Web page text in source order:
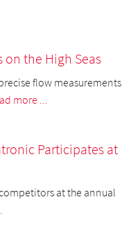
on the High Seas
flow measurements
more ...
Participates at
at the annual